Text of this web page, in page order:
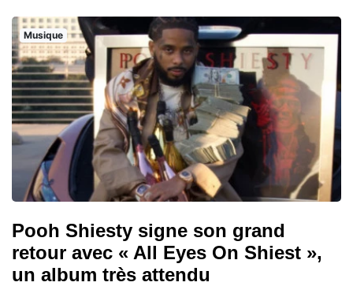
Musique
Pooh Shiesty signe son grand
retour avec « All Eyes On Shiest »,
un album très attendu